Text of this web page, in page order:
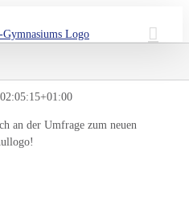
an der Umfrage zum neuen